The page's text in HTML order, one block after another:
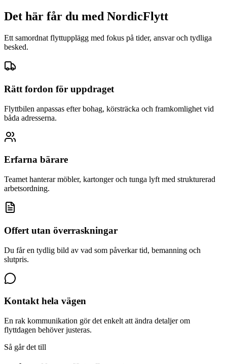
Det här får du med NordicFlytt
Ett samordnat flyttupplägg med fokus på tider, ansvar och tydliga
besked.
Rätt fordon för uppdraget
Flyttbilen anpassas efter bohag, körsträcka och framkomlighet vid
båda adresserna.
Erfarna bärare
Teamet hanterar möbler, kartonger och tunga lyft med strukturerad
arbetsordning.
Offert utan överraskningar
Du får en tydlig bild av vad som påverkar tid, bemanning och
slutpris.
Kontakt hela vägen
En rak kommunikation gör det enkelt att ändra detaljer om
flyttdagen behöver justeras.
Så går det till